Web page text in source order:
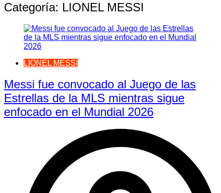
Categoría: LIONEL MESSI
LIONEL MESSI
Messi fue convocado al Juego de las
Estrellas de la MLS mientras sigue
enfocado en el Mundial 2026